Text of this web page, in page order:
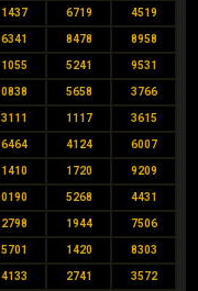
1437 6719 4519
6341 8478 8958
1055 5241 9531
0838 5658 3766
3111 1117 3615
6464 4124 6007
1410 1720 9209
0190 5268 4431
2798 1944 7506
5701 1420 8303
4133 2741 3572